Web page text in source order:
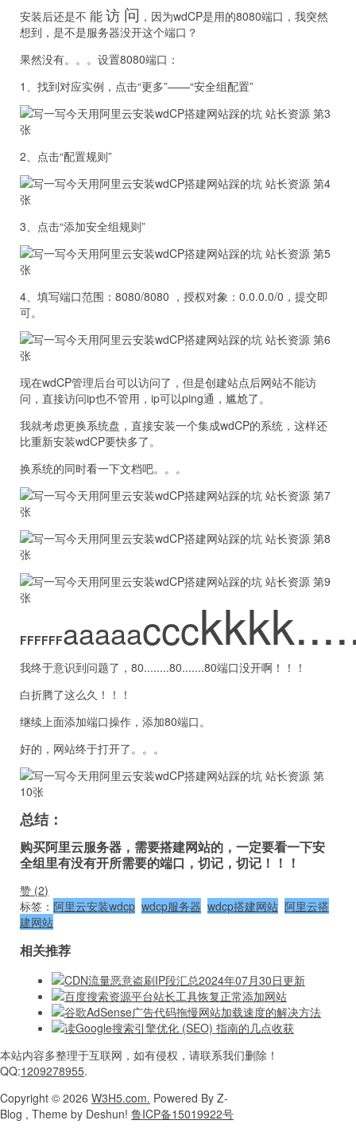
安装后还是不 能访 问 ，因为wdCP是用的8080端口，我突然
想到，是不是服务器没开这个端口？
果然没有。。。设置8080端口：
1、找到对应实例，点击“更多”——“安全组配置”
2、点击“配置规则”
3、点击“添加安全组规则”
4、填写端口范围：8080/8080 ，授权对象：0.0.0.0/0，提交即
可。
现在wdCP管理后台可以访问了，但是创建站点后网站不能访
问，直接访问ip也不管用，ip可以ping通，尴尬了。
我就考虑更换系统盘，直接安装一个集成wdCP的系统，这样还
比重新安装wdCP要快多了。
换系统的同时看一下文档吧。。。
FFFFFFaaaaaccc
我终于意识到问题了，80........80.......80端口没开啊！！！
白折腾了这么久！！！
继续上面添加端口操作，添加80端口。
好的，网站终于打开了。。。
总结：
购买阿里云服务器，需要搭建网站的，一定要看一下安
全组里有没有开所需要的端口，切记，切记！！！
赞 (2)
标签： 阿里云安装wdcp wdcp服务器 wdcp搭建网站 阿里云搭
建网站
相关推荐
CDN流量恶意盗刷IP段汇总2024年07月30日更新
百度搜索资源平台站长工具恢复正常添加网站
谷歌AdSense广告代码拖慢网站加载速度的解决方法
读Google搜索引擎优化 (SEO) 指南的几点收获
本站内容多整理于互联网， 如有侵权，请联系我们删除！
QQ:1209278955.
Copyright © 2026 W3H5.com. Powered By Z-
Blog , Theme by Deshun! 鲁ICP备15019922号